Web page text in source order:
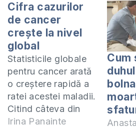
Cifra cazurilor
de cancer
crește la nivel
global
Statisticile globale
pentru cancer arată
o creștere rapidă a
ratei acestei maladii.
Citind câteva din
aceste statistici
Irina Panainte
Cum